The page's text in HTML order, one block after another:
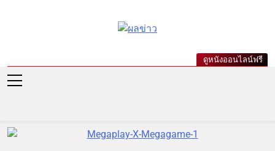
ผลข่าว.com
เกาะกระแสดารา ข่าวกีฬารอบ
ดูหนังออนไลน์ฟรี